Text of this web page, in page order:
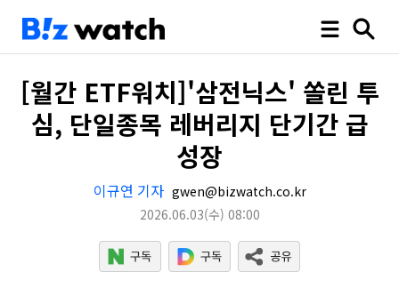
[월간 ETF워치]'삼전닉스' 쏠린 투
심, 단일종목 레버리지 단기간 급
성장
이규연 기자 gwen@bizwatch.co.kr
2026.06.03(수) 08:00